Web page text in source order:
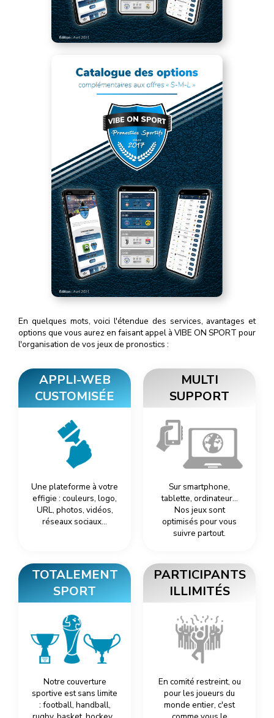
En quelques mots, voici l'étendue des services, avantages et
options que vous aurez en faisant appel à VIBE ON SPORT pour
l'organisation de vos jeux de pronostics :
APPLI-WEB
CUSTOMISÉE
Une plateforme à votre
effigie : couleurs, logo,
URL, photos, vidéos,
réseaux sociaux…
MULTI
SUPPORT
Sur smartphone,
tablette, ordinateur…
Nos jeux sont
optimisés pour vous
suivre partout.
TOTALEMENT
SPORT
Notre couverture
sportive est sans limite
: football, handball,
PARTICIPANTS
ILLIMITÉS
En comité restreint, ou
pour les joueurs du
monde entier, c'est